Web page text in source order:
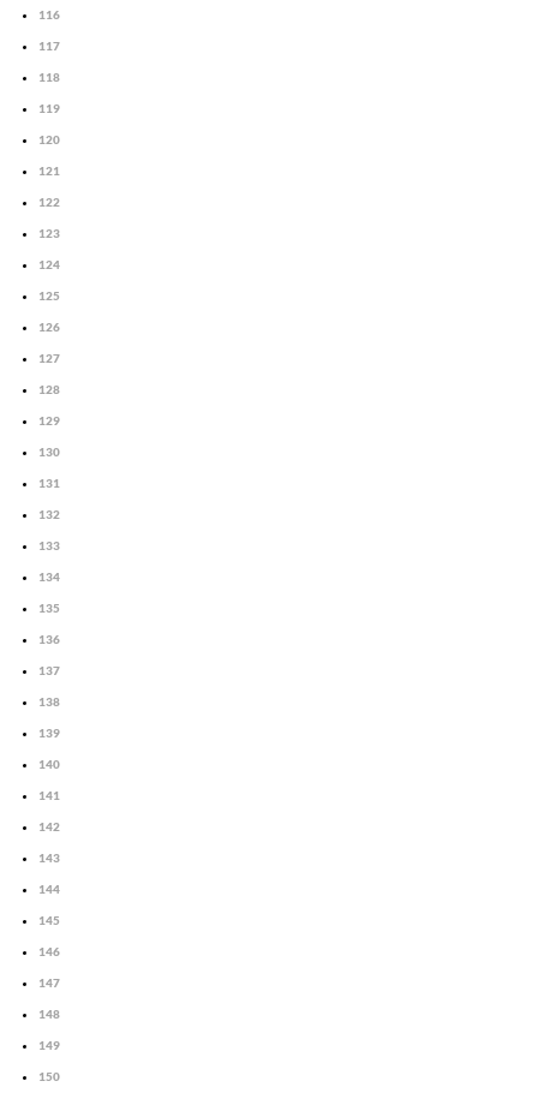
116
117
118
119
120
121
122
123
124
125
126
127
128
129
130
131
132
133
134
135
136
137
138
139
140
141
142
143
144
145
146
147
148
149
150